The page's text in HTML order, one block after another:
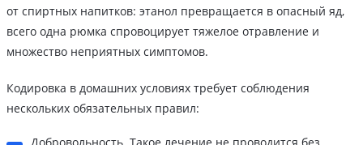
от спиртных напитков: этанол превращается в опасный яд,
всего одна рюмка спровоцирует тяжелое отравление и
множество неприятных симптомов.
Кодировка в домашних условиях требует соблюдения
нескольких обязательных правил: